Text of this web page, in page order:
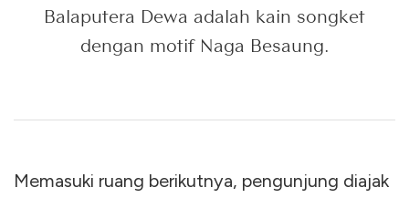
Balaputera Dewa adalah kain songket
dengan motif Naga Besaung.
Memasuki ruang berikutnya, pengunjung diajak